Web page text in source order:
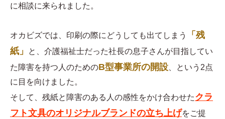
に相談に来られました。
オカビズでは、印刷の際にどうしても出てしまう
「残
紙」
と、介護福祉士だった社長の息子さんが目指してい
た障害を持つ人のためのB型事業所の開設、という2点
に目を向けました。
そして、残紙と障害のある人の感性をかけ合わせたクラ
フト文具のオリジナルブランドの立ち上げをご提